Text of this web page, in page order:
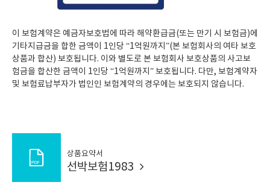
이 보험계약은 예금자보호법에 따라 해약환급금(또는 만기 시 보험금)에
기타지급금을 합한 금액이 1인당 “1억원까지”(본 보험회사의 여타 보호
상품과 합산) 보호됩니다. 이와 별도로 본 보험회사 보호상품의 사고보
험금을 합산한 금액이 1인당 “1억원까지” 보호됩니다. 다만, 보험계약자
및 보험료납부자가 법인인 보험계약의 경우에는 보호되지 않습니다.
상품요약서
선박보험1983